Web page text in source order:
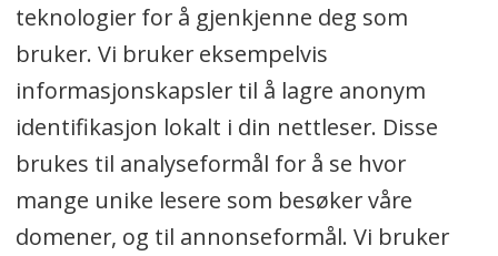
teknologier for å gjenkjenne deg som
bruker. Vi bruker eksempelvis
informasjonskapsler til å lagre anonym
identifikasjon lokalt i din nettleser. Disse
brukes til analyseformål for å se hvor
mange unike lesere som besøker våre
domener, og til annonseformål. Vi bruker